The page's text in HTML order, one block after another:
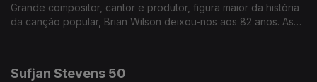
Grande compositor, cantor e produtor, figura maior da história
da canção popular, Brian Wilson deixou-nos aos 82 anos. As
Sufjan Stevens 50